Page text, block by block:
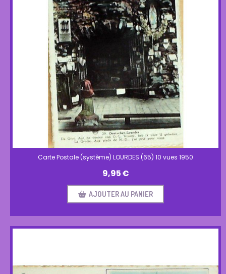
Carte Postale (système) LOURDES (65) 10 vues 1950
9,95€
AJOUTER AU PANIER